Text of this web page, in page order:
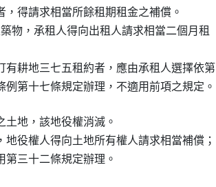
，得請求相當所餘租期租金之補償。
物，承租人得向出租人請求相當二個月租
有耕地三七五租約者，應由承租人選擇依第
例第十七條規定辦理，不適用前項之規定。
地，該地役權消滅。
役權人得向土地所有權人請求相當補償；
三十二條規定辦理。